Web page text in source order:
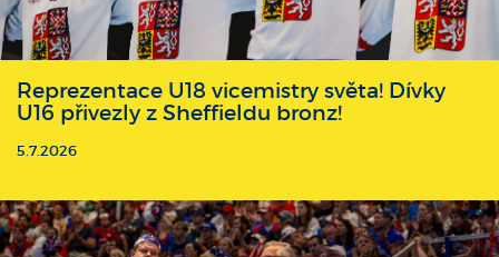
Reprezentace U18 vicemistry světa! Dívky
U16 přivezly z Sheffieldu bronz!
5.7.2026